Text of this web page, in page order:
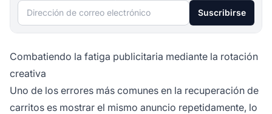
Dirección de correo electrónico Suscribirse
Combatiendo la fatiga publicitaria mediante la rotación
creativa
Uno de los errores más comunes en la recuperación de
carritos es mostrar el mismo anuncio repetidamente, lo